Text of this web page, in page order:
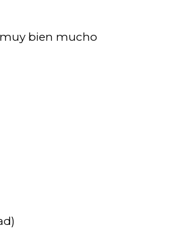
bien mucho